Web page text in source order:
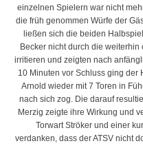
einzelnen Spielern war nicht
die früh genommen Würfe der
ließen sich die beiden
Becker nicht durch die
irritieren und zeigten nach
10 Minuten vor Schluss ging der
Arnold wieder mit 7 Toren in
nach sich zog. Die darauf
Merzig zeigte ihre Wirkung und
Torwart Ströker und einer
verdanken, dass der ATSV nicht